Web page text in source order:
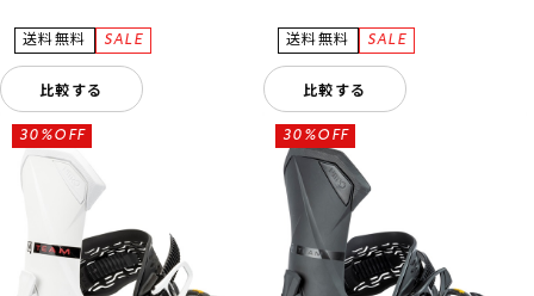
比較する 比較する
30%OFF 30%OFF